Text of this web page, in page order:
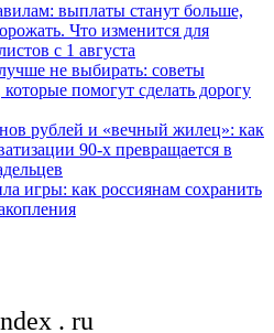
выплаты станут больше,
Что изменится для
с 1 августа
не выбирать: советы
помогут сделать дорогу
рублей и «вечный жилец»: как
90-х превращается в
игры: как россиянам сохранить
. ru